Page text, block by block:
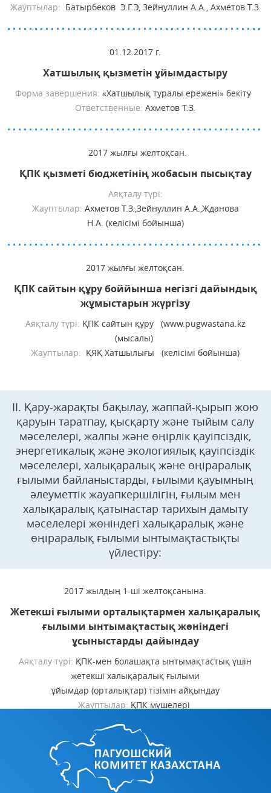
Жауптылар: Батырбеков Э.Г.Э, Зейнуллин А.А., Ахметов Т.З.
01.12.2017 г.
Хатшылық қызметін ұйымдастыру
Форма завершения: «Хатшылық туралы ережені» бекіту
Ответственные: Ахметов Т.З.
2017 жылғы желтоқсан.
ҚПК қызметі бюджетінің жобасын пысықтау
Аяқталу түрі:
Жауптылар: Ахметов Т.З.,Зейнуллин А.А.,Жданова
Н.А. (келісімі бойынша)
2017 жылғы желтоқсан.
ҚПК сайтын құру боййынша негізгі дайындық
жұмыстарын жүргізу
Аяқталу түрі: ҚПК сайтын құру (www.pugwastana.kz
(мысалы)
Жауптылар: ҚЯҚ Хатшылығы (келісімі бойынша)
II. Қару-жарақты бақылау, жаппай-қырып жою
қаруын таратпау, қысқарту және тыйым салу
мәселелері, жалпы және өңірлік қауіпсіздік,
энергетикалық және экологиялық қауіпсіздік
мәселелері, халықаралық және өңіраралық
ғылыми байланыстарды, ғылыми қауымның
әлеуметтік жауапкершілігін, ғылым мен
халықаралық қатынастар тарихын дамыту
мәселелері жөніндегі халықаралық және
өңіраралық ғылыми ынтымақтастықты
үйлестіру:
2017 жылдың 1-ші желтоқсанына.
Жетекші ғылыми орталықтармен халықаралық
ғылыми ынтымақтастық жөніндегі
ұсыныстарды дайындау
Аяқталу түрі: ҚПК-мен болашақта ынтымақтастық үшін
жетекші халықаралық ғылыми
ұйымдар (орталықтар) тізімін айқындау
Жауптылар: ҚПК мүшелері